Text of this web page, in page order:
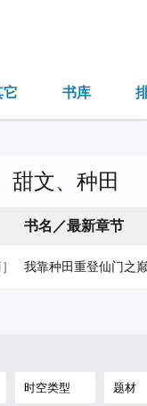
它 书库
甜文、种田
书名／最新章节
我靠种田重登仙门之